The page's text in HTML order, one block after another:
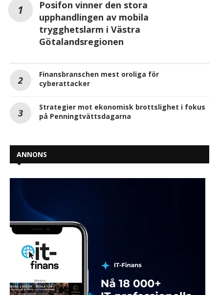
Posifon vinner den stora
upphandlingen av mobila
trygghetslarm i Västra
Götalandsregionen
Finansbranschen mest oroliga för
cyberattacker
Strategier mot ekonomisk brottslighet i fokus
på Penningtvättsdagarna
ANNONS